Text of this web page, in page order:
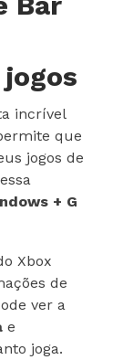
incrível
que
jogos de
+ G
Xbox
de
ver a
e
joga.